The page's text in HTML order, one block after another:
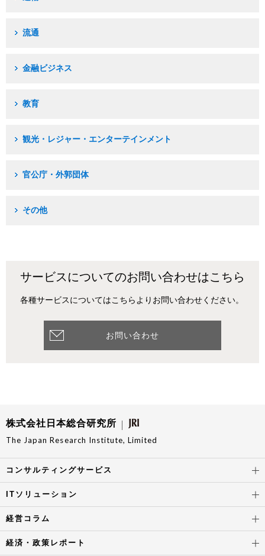
流通
金融ビジネス
教育
観光・レジャー・エンターテインメント
官公庁・外郭団体
その他
サービスについてのお問い合わせはこちら
各種サービスについてはこちらよりお問い合わせください。
お問い合わせ
株式会社日本総合研究所
The Japan Research Institute, Limited
コンサルティングサービス
ITソリューション
経営コラム
経済・政策レポート